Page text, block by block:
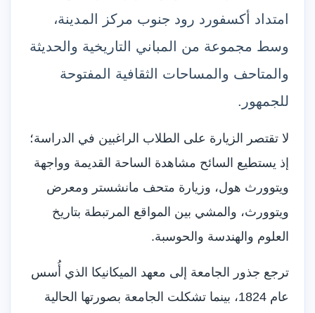
امتداد أكسفورد رود جنوب مركز المدينة،
وسط مجموعة من المباني التاريخية والحديثة
والمتاحف والمساحات الثقافية المفتوحة
للجمهور.
لا تقتصر الزيارة على الطلاب الراغبين في الدراسة؛
إذ يستطيع السائح مشاهدة الساحة القديمة وواجهة
ويتوورث هول، وزيارة متحف مانشستر ومعرض
ويتوورث، والمشي بين المواقع المرتبطة بتاريخ
العلوم والهندسة والحوسبة.
ترجع جذور الجامعة إلى معهد الميكانيكا الذي أُسس
عام 1824، بينما تشكلت الجامعة بصورتها الحالية